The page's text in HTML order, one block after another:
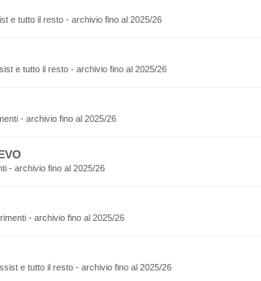
e tutto il resto - archivio fino al 2025/26
e tutto il resto - archivio fino al 2025/26
- archivio fino al 2025/26
- archivio fino al 2025/26
- archivio fino al 2025/26
e tutto il resto - archivio fino al 2025/26